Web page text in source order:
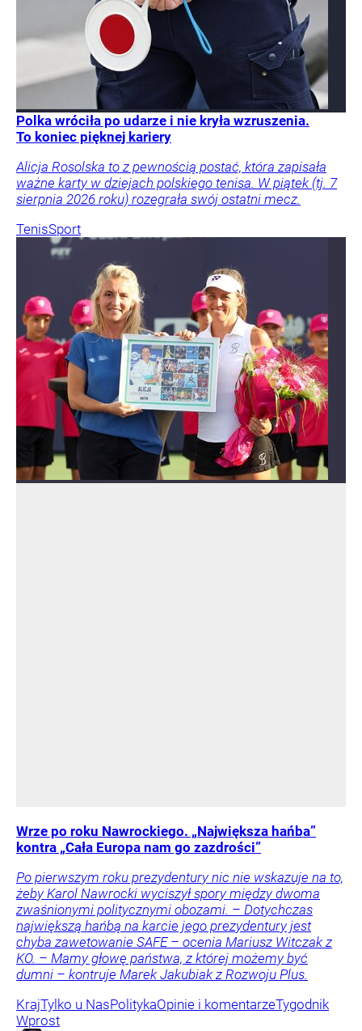
Polka wróciła po udarze i nie kryła wzruszenia.
To koniec pięknej kariery
Alicja Rosolska to z pewnością postać, która zapisała
ważne karty w dziejach polskiego tenisa. W piątek (tj. 7
sierpnia 2026 roku) rozegrała swój ostatni mecz.
TenisSport
Wrze po roku Nawrockiego. „Największa hańba”
kontra „Cała Europa nam go zazdrości”
Po pierwszym roku prezydentury nic nie wskazuje na to,
żeby Karol Nawrocki wyciszył spory między dwoma
zwaśnionymi politycznymi obozami. – Dotychczas
największą hańbą na karcie jego prezydentury jest
chyba zawetowanie SAFE – ocenia Mariusz Witczak z
KO. – Mamy głowę państwa, z której możemy być
dumni – kontruje Marek Jakubiak z Rozwoju Plus.
KrajTylko u NasPolitykaOpinie i komentarzeTygodnik
Wprost